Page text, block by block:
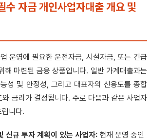
수 자금 개인사업자대출 개요 및
운영에 필요한 운전자금, 시설자금, 또는 긴급
해 마련된 금융 상품입니다. 일반 가계대출과는
성 및 안정성, 그리고 대표자의 신용도를 종합
금리가 결정됩니다. 주로 다음과 같은 사업자
니다.
신규 투자 계획이 있는 사업자: 현재 운영 중인